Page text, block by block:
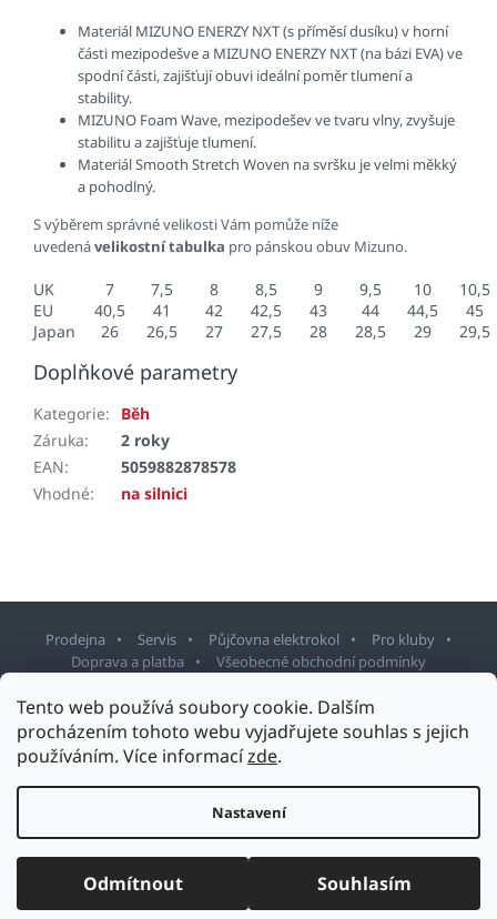
Tento web používá soubory cookie. Dalším
procházením tohoto webu vyjadřujete souhlas s jejich
používáním. Více informacízde.
Nastavení
Odmítnout Souhlasím
Materiál MIZUNO ENERZY NXT (s příměsí dusíku) v horní
části mezipodešve a MIZUNO ENERZY NXT (na bázi EVA) ve
spodní části, zajišťují obuvi ideální poměr tlumení a
stability.
MIZUNO Foam Wave, mezipodešev ve tvaru vlny, zvyšuje
stabilitu a zajišťuje tlumení.
Materiál Smooth Stretch Woven na svršku je velmi měkký
a pohodlný.
S výběrem správné velikosti Vám pomůže níže
uvedenávelikostní tabulka pro pánskou obuv Mizuno.
UK 7 7,5 8 8,5 9 9,5 10
10,5
EU
40,5 41 42 42,5 43 44 44,5
45
Japan
26 26,5 27 27,5 28 28,5 29 29,5
Doplňkové parametry
Kategorie:
Běh
Záruka:
2 roky
EAN:
5059882878578
Vhodné: na silnici
Prodejna Servis Půjčovna elektrokol
Pro kluby
Doprava a platba
Všeobecné obchodní podmínky
Vytvořil Shoptet
Upravit nastavení cookies
Design šablony vytvořilShoptetak.cz